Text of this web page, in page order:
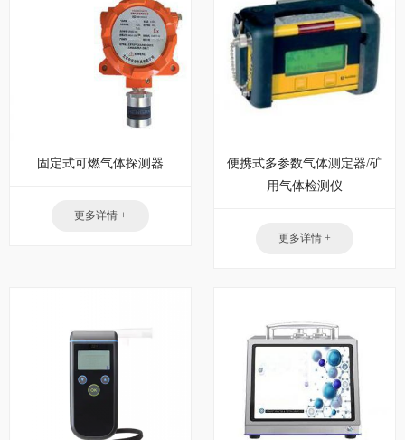
固定式可燃气体探测器
更多详情 +
便携式多参数气体测定器/矿
用气体检测仪
更多详情 +